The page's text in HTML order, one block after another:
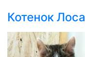
Котенок